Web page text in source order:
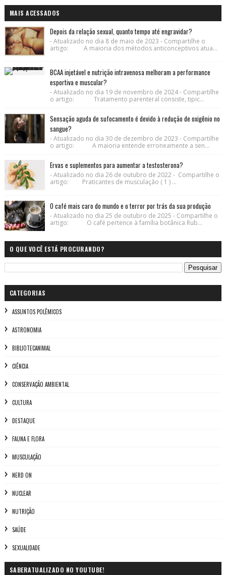
MAIS ACESSADOS
Depois da relação sexual, quanto tempo até engravidar?
- Atualizado no dia 8 de maio de 2023 - Compartilhe o
artigo: A maioria dos métodos anticonceptivos atua...
BCAA injetável e nutrição intravenosa melhoram a performance
esportiva e muscular?
- Atualizado no dia 19 de novembro de 2024 - Compartilhe
o artigo: Tratamento parenteral consiste, tipic...
Sensação aguda de sufocamento é devido à redução de oxigênio no
sangue?
- Atualizado no dia 30 de dezembro de 2023 - Compartilhe
o artigo: A maioria entende erroneamente a sen...
Ervas e suplementos para aumentar a testosterona?
- Atualizado no dia 26 de outubro de 2022 - Compartilhe o
artigo: Praticantes de musculação ( 1 ) ...
O café mais caro do mundo e o terror por trás da sua produção
- Atualizado no dia 25 de outubro de 2025 - Compartilhe o
artigo: O café pertence à família botânica Rub...
O QUE VOCÊ ESTÁ PROCURANDO?
CATEGORIAS
ASSUNTOS POLÊMICOS
ASTRONOMIA
BIBLIOTECANIMAL
CIÊNCIA
CONSERVAÇÃO AMBIENTAL
CULTURA
DESTAQUE
FAUNA E FLORA
MUSCULAÇÃO
NERD ON
NUCLEAR
NUTRIÇÃO
SAÚDE
SEXUALIDADE
SABERATUALIZADO NO YOUTUBE!